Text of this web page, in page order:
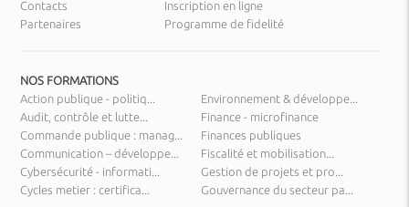
Contacts
Partenaires
Inscription en ligne
Programme de fidelité
NOS FORMATIONS
Action publique - politiq...
Audit, contrôle et lutte...
Commande publique : manag...
Communication – développe...
Cybersécurité - informati...
Cycles metier : certifica...
Environnement & développe...
Finance - microfinance
Finances publiques
Fiscalité et mobilisation...
Gestion de projets et pro...
Gouvernance du secteur pa...